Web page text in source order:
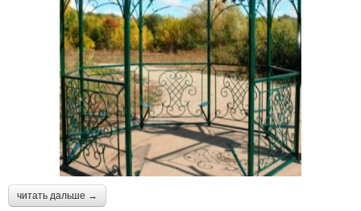
читать дальше →